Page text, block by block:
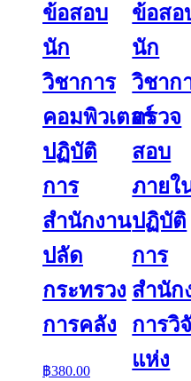
ข้อสอบ
นัก
วิชาการ
คอมพิวเตอร์
ปฏิบัติ
การ
สำนักงาน
ปลัด
กระทรวง
การคลัง
฿380.00
ข้อสอ
นัก
วิชาก
ตรวจ
สอบ
ภายใ
ปฏิบัติ
การ
สำนัก
การวิ
แห่ง